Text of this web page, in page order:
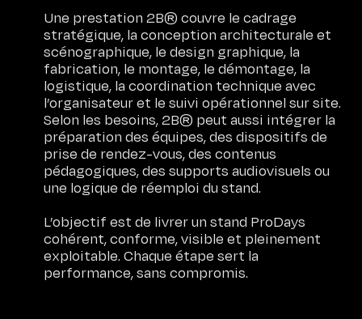
Une prestation 2B® couvre le cadrage
stratégique, la conception architecturale et
scénographique, le design graphique, la
fabrication, le montage, le démontage, la
logistique, la coordination technique avec
l’organisateur et le suivi opérationnel sur site.
Selon les besoins, 2B® peut aussi intégrer la
préparation des équipes, des dispositifs de
prise de rendez-vous, des contenus
pédagogiques, des supports audiovisuels ou
une logique de réemploi du stand.
L’objectif est de livrer un stand ProDays
cohérent, conforme, visible et pleinement
exploitable. Chaque étape sert la
performance, sans compromis.